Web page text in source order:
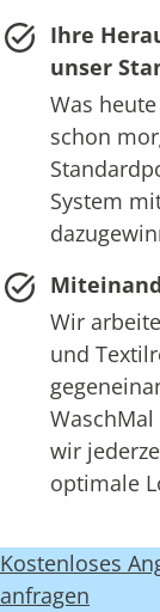
Ihre
unser
Was
schon
System
Wir
und
wir
optimale
Kostenloses
anfragen